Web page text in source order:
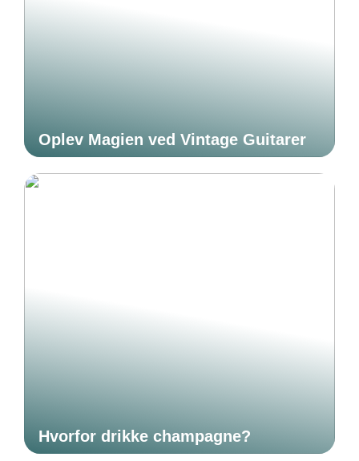
Oplev Magien ved Vintage Guitarer
Hvorfor drikke champagne?